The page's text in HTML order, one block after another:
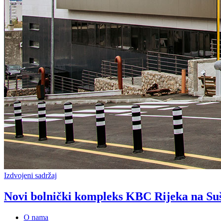
Izdvojeni sadržaj
Novi bolnički kompleks KBC Rijeka na
O nama